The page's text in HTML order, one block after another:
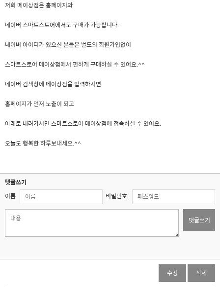
저희 메이상점은 홈페이지와
네이버 스마트스토어에서도 구매가 가능합니다.
네이버 아이디가 있으신 분들은 별도의 회원가입없이
스마트스토어 메이상점에서 편하게 구매하실 수 있어요.^^
네이버 검색창에 메이상점을 입력하시면
홈페이지가 먼저 노출이 되고
아래로 내려가시면 스마트스토어 메이상점에 접속하실 수 있어요.
오늘도 행복한 하루보내세요.^^
댓글쓰기
이름 비밀번호
댓글쓰기
수정 삭제